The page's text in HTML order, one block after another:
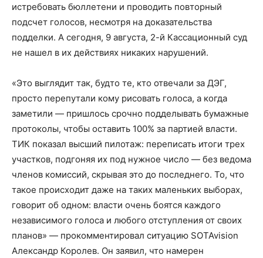
истребовать бюллетени и проводить повторный
подсчет голосов, несмотря на доказательства
подделки. А сегодня, 9 августа, 2-й Кассационный суд
не нашел в их действиях никаких нарушений.
«Это выглядит так, будто те, кто отвечали за ДЭГ,
просто перепутали кому рисовать голоса, а когда
заметили — пришлось срочно подделывать бумажные
протоколы, чтобы оставить 100% за партией власти.
ТИК показал высший пилотаж: переписать итоги трех
участков, подгоняя их под нужное число — без ведома
членов комиссий, скрывая это до последнего. То, что
такое происходит даже на таких маленьких выборах,
говорит об одном: власти очень боятся каждого
независимого голоса и любого отступления от своих
планов» — прокомментировал ситуацию SOTAvision
Александр Королев. Он заявил, что намерен